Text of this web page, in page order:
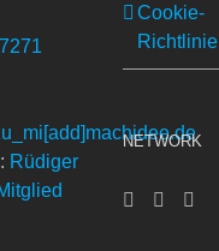
Rüdiger
Cookie-
Richtlinie
NETWORK